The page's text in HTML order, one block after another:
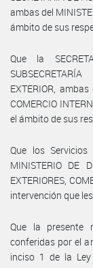
ambas del
ámbito de sus
Que la
EXTERIOR, ambas
COMERCIO
el ámbito de sus
Que los
MINISTERIO DE
EXTERIORES,
intervención que
Que la presente
conferidas por el
inciso 1 de la Ley